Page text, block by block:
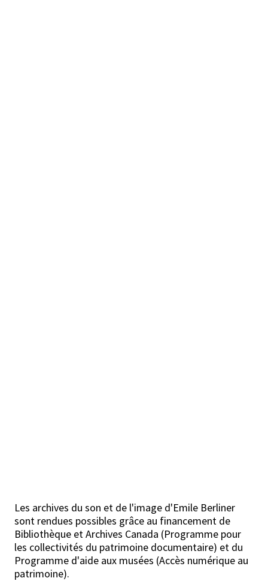
Les archives du son et de l'image d'Emile Berliner
sont rendues possibles grâce au financement de
Bibliothèque et Archives Canada (Programme pour
les collectivités du patrimoine documentaire) et du
Programme d'aide aux musées (Accès numérique au
patrimoine).